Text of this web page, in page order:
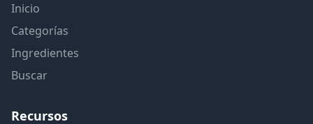
Inicio
Categorías
Ingredientes
Buscar
Recursos